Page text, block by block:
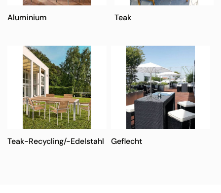
Aluminium Teak
Teak-Recycling/-Edelstahl Geflecht